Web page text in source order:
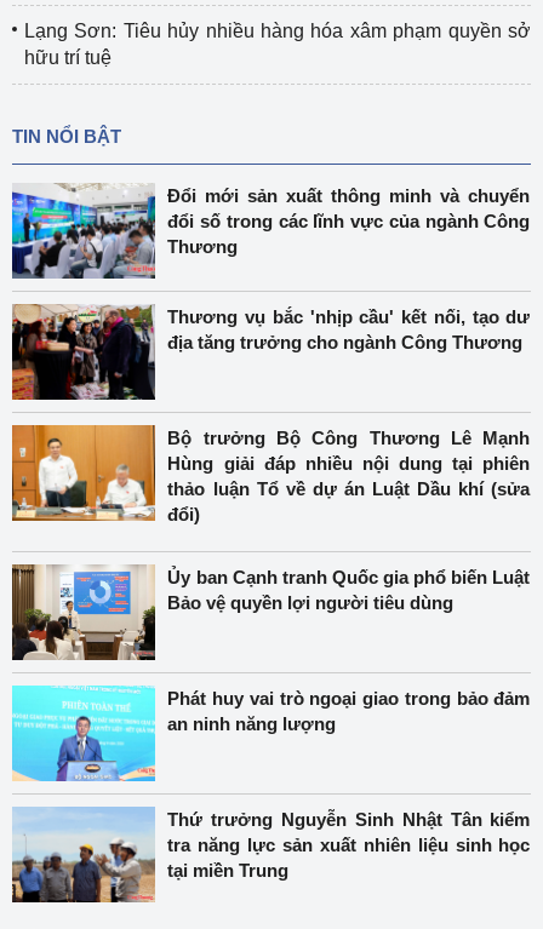
Lạng Sơn: Tiêu hủy nhiều hàng hóa xâm phạm quyền sở
hữu trí tuệ
TIN NỔI BẬT
Đổi mới sản xuất thông minh và chuyển
đổi số trong các lĩnh vực của ngành Công
Thương
Thương vụ bắc 'nhịp cầu' kết nối, tạo dư
địa tăng trưởng cho ngành Công Thương
Bộ trưởng Bộ Công Thương Lê Mạnh
Hùng giải đáp nhiều nội dung tại phiên
thảo luận Tổ về dự án Luật Dầu khí (sửa
đổi)
Ủy ban Cạnh tranh Quốc gia phổ biến Luật
Bảo vệ quyền lợi người tiêu dùng
Phát huy vai trò ngoại giao trong bảo đảm
an ninh năng lượng
Thứ trưởng Nguyễn Sinh Nhật Tân kiểm
tra năng lực sản xuất nhiên liệu sinh học
tại miền Trung